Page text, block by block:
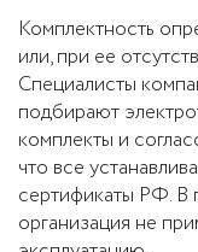
Комплектность
или, при ее
Специалисты
подбирают
комплекты и
что все
сертификаты РФ. В
организация не